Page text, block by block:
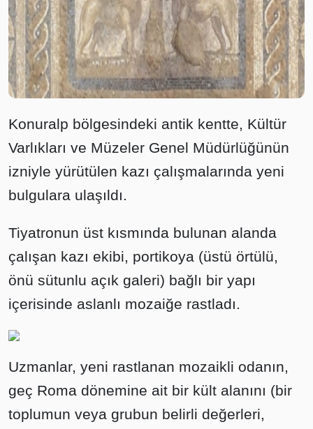
Konuralp bölgesindeki antik kentte, Kültür
Varlıkları ve Müzeler Genel Müdürlüğünün
izniyle yürütülen kazı çalışmalarında yeni
bulgulara ulaşıldı.
Tiyatronun üst kısmında bulunan alanda
çalışan kazı ekibi, portikoya (üstü örtülü,
önü sütunlu açık galeri) bağlı bir yapı
içerisinde aslanlı mozaiğe rastladı.
Uzmanlar, yeni rastlanan mozaikli odanın,
geç Roma dönemine ait bir kült alanını (bir
toplumun veya grubun belirli değerleri,